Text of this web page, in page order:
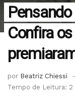
Confira
por Beatriz Chiessi
Tempo de Leitura: 2